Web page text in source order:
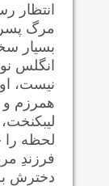
انتظار
مرگ
بسیار
انگلس
نیست،
همرزم و
لحظه را
فرزندِ
دخترش